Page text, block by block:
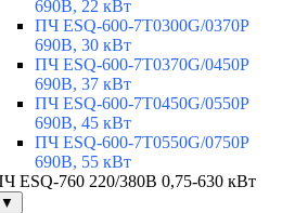
690В, 22 кВт
ПЧ ESQ-600-7T0300G/0370P
690В, 30 кВт
ПЧ ESQ-600-7T0370G/0450P
690В, 37 кВт
ПЧ ESQ-600-7T0450G/0550P
690В, 45 кВт
ПЧ ESQ-600-7T0550G/0750P
690В, 55 кВт
ESQ-760 220/380В 0,75-630 кВт
▼